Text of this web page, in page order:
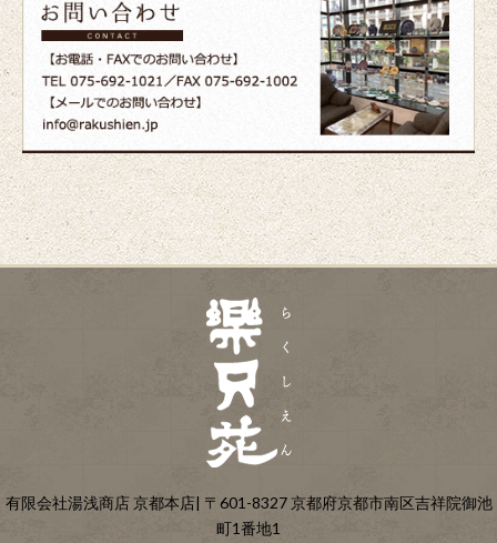
有限会社湯浅商店 京都本店| 〒601-8327 京都府京都市南区吉祥院御池
町1番地1